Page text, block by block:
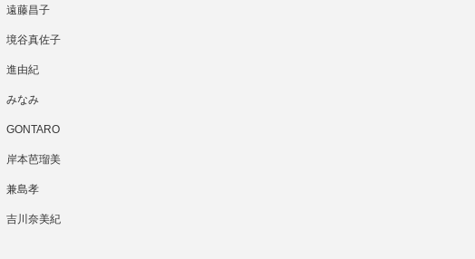
遠藤昌子
境谷真佐子
進由紀
みなみ
GONTARO
岸本芭瑠美
兼島孝
吉川奈美紀